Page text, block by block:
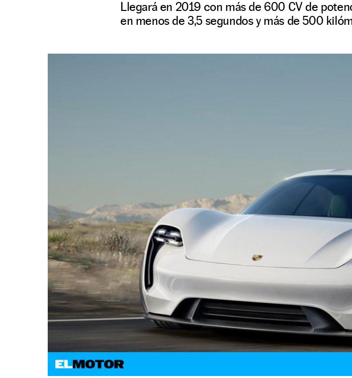
Llegará en 2019 con más de 600 CV de
en menos de 3,5 segundos y más de 500